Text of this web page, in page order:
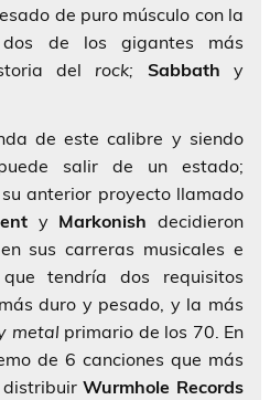
de puro músculo con la
de los gigantes más
del rock; Sabbath y
de este calibre y siendo
salir de un estado;
anterior proyecto llamado
y Markonish decidieron
sus carreras musicales e
tendría dos requisitos
más duro y pesado, y la más
metalprimario de los 70. En
de 6 canciones que más
distribuirWurmhole Records